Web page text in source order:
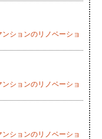
ションのリノベーショ
ションのリノベーショ
ションのリノベーショ